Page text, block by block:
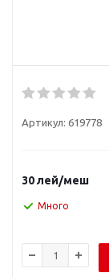
Артикул: 619778
30лей/меш
Много